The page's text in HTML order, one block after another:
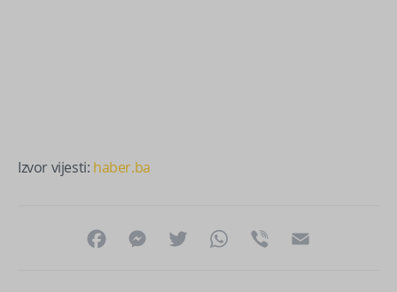
Izvor vijesti: haber.ba
FacebookMessenger
Twitter WhatsApp
Viber